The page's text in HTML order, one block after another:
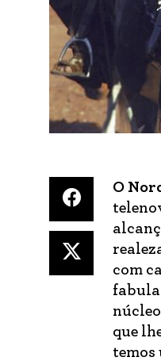
O
com
que
temos